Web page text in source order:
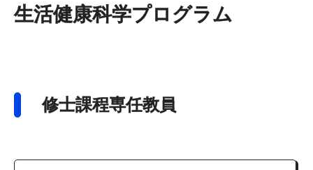
生活健康科学プログラム
修士課程専任教員